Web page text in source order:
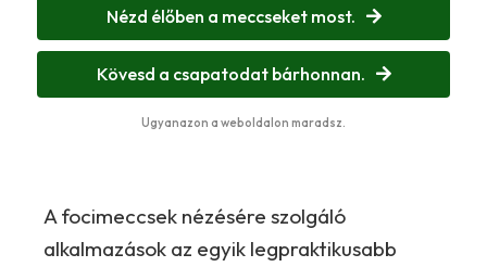
Nézd élőben a meccseket most.
Kövesd a csapatodat bárhonnan.
Ugyanazon a weboldalon maradsz.
A focimeccsek nézésére szolgáló
alkalmazások az egyik legpraktikusabb